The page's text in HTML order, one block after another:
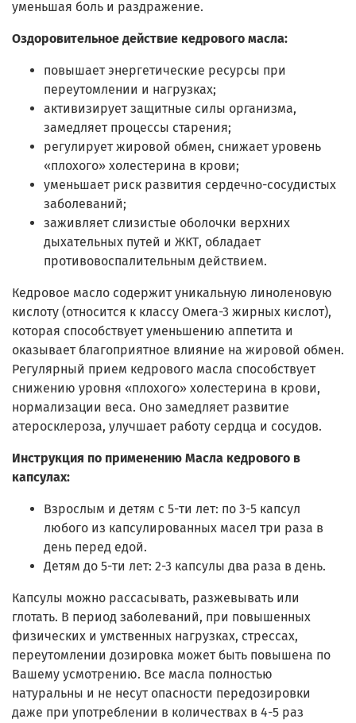
уменьшая боль и раздражение.
Оздоровительное действие кедрового масла:
повышает энергетические ресурсы при
переутомлении и нагрузках;
активизирует защитные силы организма,
замедляет процессы старения;
регулирует жировой обмен, снижает уровень
«плохого» холестерина в крови;
уменьшает риск развития сердечно-сосудистых
заболеваний;
заживляет слизистые оболочки верхних
дыхательных путей и ЖКТ, обладает
противовоспалительным действием.
Кедровое масло содержит уникальную линоленовую
кислоту (относится к классу Омега-3 жирных кислот),
которая способствует уменьшению аппетита и
оказывает благоприятное влияние на жировой обмен.
Регулярный прием кедрового масла способствует
снижению уровня «плохого» холестерина в крови,
нормализации веса. Оно замедляет развитие
атеросклероза, улучшает работу сердца и сосудов.
Инструкция по применению Масла кедрового в
капсулах:
Взрослым и детям с 5-ти лет: по 3-5 капсул
любого из капсулированных масел три раза в
день перед едой.
Детям до 5-ти лет: 2-3 капсулы два раза в день.
Капсулы можно рассасывать, разжевывать или
глотать. В период заболеваний, при повышенных
физических и умственных нагрузках, стрессах,
переутомлении дозировка может быть повышена по
Вашему усмотрению. Все масла полностью
натуральны и не несут опасности передозировки
даже при употреблении в количествах в 4-5 раз